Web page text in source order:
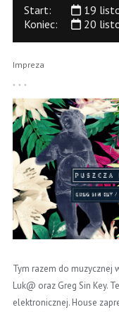
Start: 19
Koniec:
20
Impreza
Tym razem do muzycznej
Luk@ oraz Greg Sin Key.
elektronicznej. House